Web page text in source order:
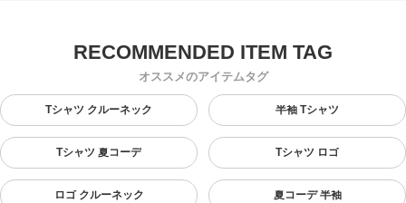
オススメのアイテムタグ
Tシャツ クルーネック 半袖 Tシャツ
Tシャツ 夏コーデ Tシャツ ロゴ
ロゴ クルーネック 夏コーデ 半袖